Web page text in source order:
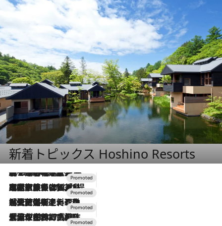
新着トピックス Hoshino Resorts
2026.8.7
【トンボの足水浴】ヒノキの香りに包まれて涼感マックス！約13℃の湧水かけ流しを避暑地「星野温泉 トンボの湯」で体験
2026.7.31
【ホテル帰省】という選択肢をOMOが提案。家族とほどよい距離を保つには「昼は実家、夜は気兼ねなくホテルで！」
2026.7.24
【夏限定ディナーコース】旬を迎える稚鮎や花ズッキーニなどをイタリア・トスカーナの郷土料理の手法で満喫！
2026.7.17
「土佐和ハーブかき氷」がOMO7高知に登場！生姜、山椒、大葉など目にも舌にも涼を呼ぶ郷土の味